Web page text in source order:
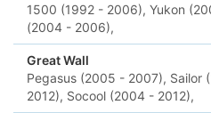
1500 (1992 - 2006), Yukon
(2004 - 2006),
Great Wall
Pegasus (2005 - 2007), Sailor
2012), Socool (2004 - 2012),